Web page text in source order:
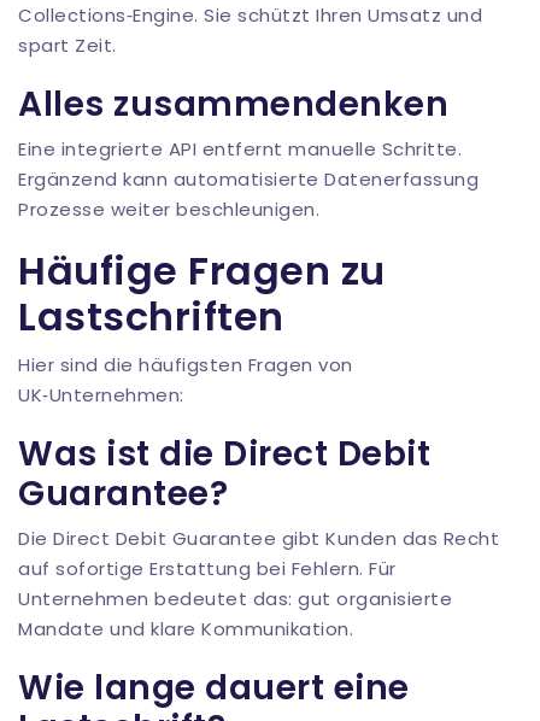
Collections‑Engine. Sie schützt Ihren Umsatz und
spart Zeit.
Alles zusammendenken
Eine integrierte API entfernt manuelle Schritte.
Ergänzend kann automatisierte Datenerfassung
Prozesse weiter beschleunigen.
Häufige Fragen zu
Lastschriften
Hier sind die häufigsten Fragen von
UK‑Unternehmen:
Was ist die Direct Debit
Guarantee?
Die Direct Debit Guarantee gibt Kunden das Recht
auf sofortige Erstattung bei Fehlern. Für
Unternehmen bedeutet das: gut organisierte
Mandate und klare Kommunikation.
Wie lange dauert eine